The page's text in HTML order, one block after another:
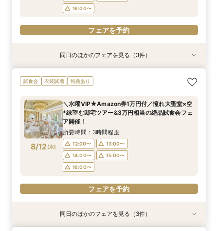
16:00〜
フェアを予約
衣装試着 特典あり
8/11(火)
＼パパママ&マタニティも安心★／ダンドリや予
算もイチから相談
9:05〜
13:30〜
15:00〜
フェアを予約
衣装試着 特典あり
8/11(火)
《挙式から披露宴までずっと一緒★》自由度抜群
♪ペット婚相談会
9:05〜
13:30〜
15:00〜
フェアを予約
衣装試着 特典あり
8/11(火)
【初めてでも◎】安心相談会×フレンチ試食×ド
レス1着無料
9:00〜
10:00〜
13:00〜
16:00〜
フェアを予約
同日のほかのフェアを見る（3件）
試食会 衣装試着 特典あり
8/12(水)
＼水曜VIP★Amazon券1万円付／憧れ大聖堂×空
*緑望む邸宅ツアー&3万円相当の絶品試食会フェ
ア開催！
所要時間：3時間程度
12:00〜
13:00〜
14:00〜
15:00〜
16:00〜
フェアを予約
衣装試着 特典あり
衣装試着 特典あり
衣装試着 特典あり
同日のほかのフェアを見る（3件）